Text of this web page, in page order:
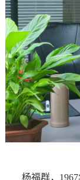
杨福群，